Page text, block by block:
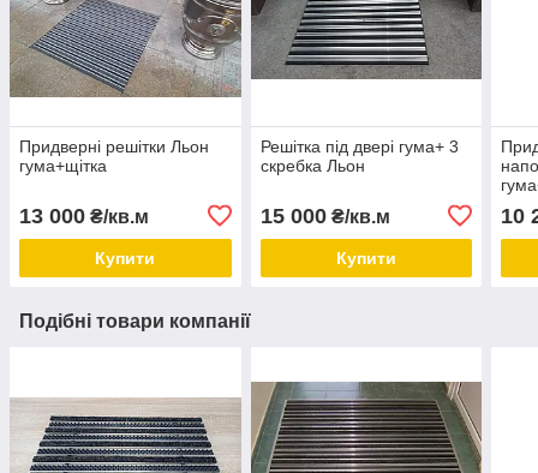
Придверні решітки Льон
гума+щітка
13 000 ₴/кв.м
Купити
Решітка під двері гума+ 3
скребка Льон
15 000₴/кв.м
Купити
10
Подібні товари компанії